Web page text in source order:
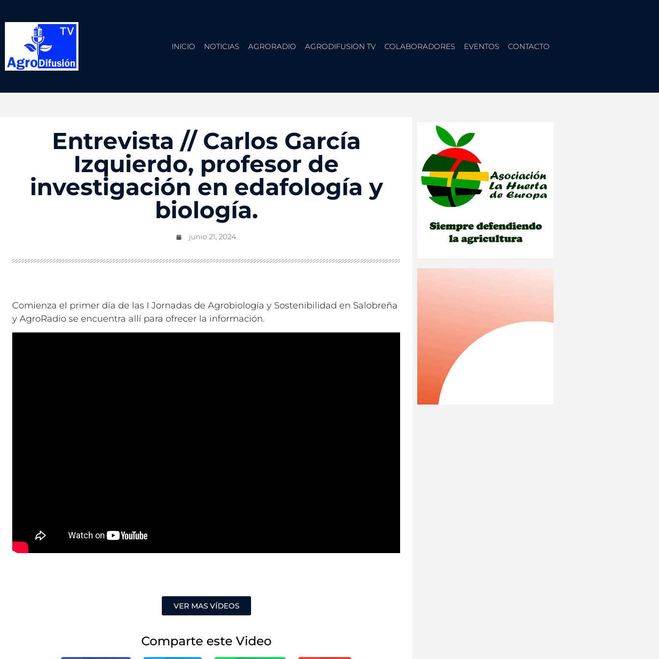
INICIO NOTICIAS AGRORADIO AGRODIFUSION TV COLABORADORES EVENTOS CONTACTO
Entrevista // Carlos García
Izquierdo, profesor de
investigación en edafología y
biología.
junio 21, 2024
Comienza el primer día de las I Jornadas de Agrobiología y Sostenibilidad en Salobreña
y AgroRadio se encuentra allí para ofrecer la información.
VER MAS VÍDEOS
Comparte este Video